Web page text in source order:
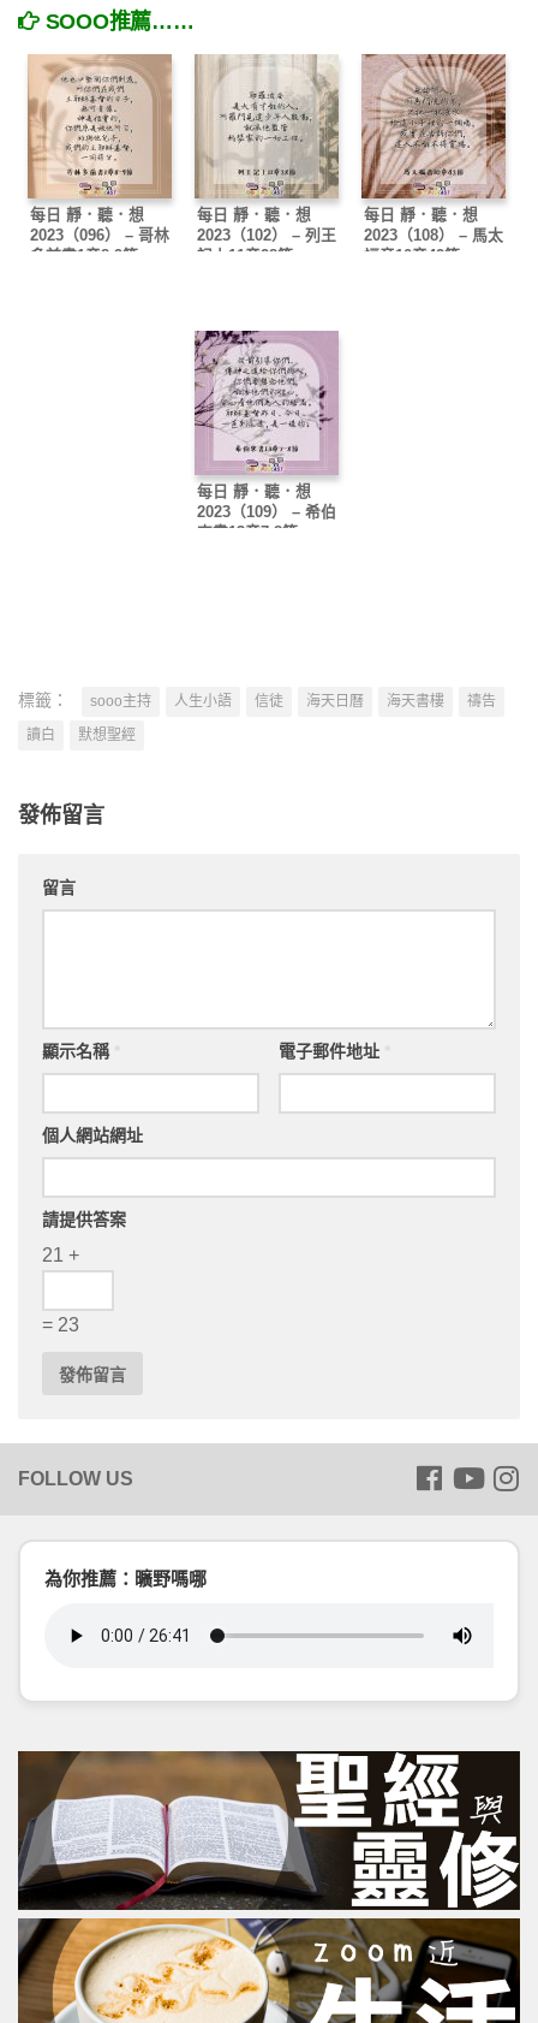
SOOO推薦……
每日 靜．聽．想
2023（096） – 哥林
多前書1章8-9節
每日 靜．聽．想
2023（102） – 列王
記上11章28節
每日 靜．聽．想
2023（108） – 馬太
福音10章42節
每日 靜．聽．想
2023（109） – 希伯
來書13章7-8節
標籤： sooo主持 人生小語 信徒 海天日曆 海天書樓
禱告
讀白
默想聖經
發佈留言
留言
顯示名稱 電子郵件地址
個人網站網址
請提供答案
21 +
= 23
為你推薦：曠野嗎哪